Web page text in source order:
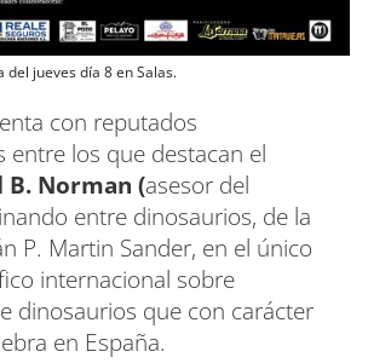
jueves día 8 en Salas.
con reputados
entre los que destacan el
B. Norman (asesor del
entre dinosaurios, de la
P. Martin Sander, en el único
internacional sobre
dinosaurios que con carácter
en España.